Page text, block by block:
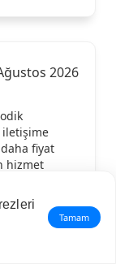
2026
iletişime
fiyat
hizmet
gelip,
memnun
ederim.
Tamam